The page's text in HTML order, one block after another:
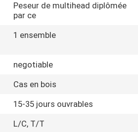
Peseur de multihead diplômée
par ce
1 ensemble
negotiable
Cas en bois
15-35 jours ouvrables
L/C, T/T